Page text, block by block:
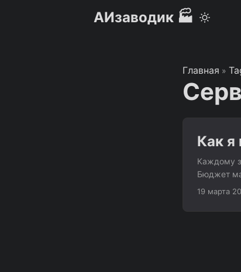
АИзаводик 🏭
Главная »
Как я
Каждому
Бюджет
побольше,
19 марта